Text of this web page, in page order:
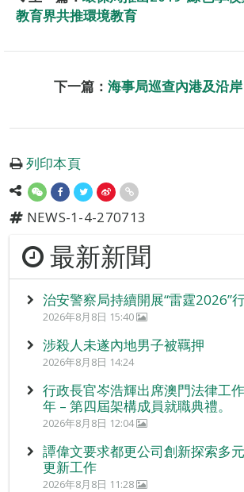
教育界共推環境教育
下一篇： 海事局巡查內港及沿
列印本頁
NEWS-1-4-270713
最新新聞
治安警察局持續開展“雷霆2026”
2026年8月8日 15:40
涉殺人未遂內地男子被羈押
2026年8月8日 14:24
行政長官岑浩輝出席澳門法律工
年 – 第四屆架構成員就職典禮。
2026年8月8日 12:04
譚偉文要求都更公司創新探索多
更新工作
2026年8月8日 11:28